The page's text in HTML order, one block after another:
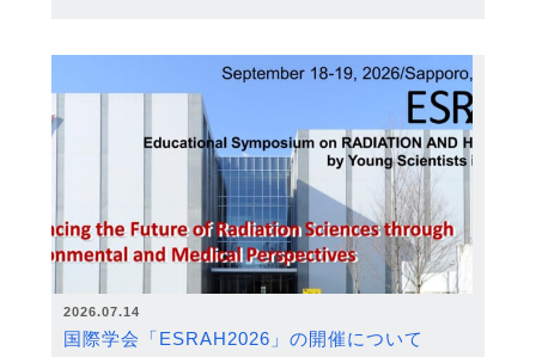
2026.07.14
国際学会「ESRAH2026」の開催について